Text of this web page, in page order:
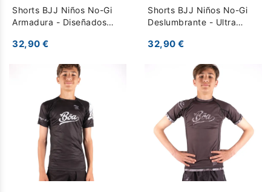
Shorts BJJ Niños No-Gi
Armadura - Diseñados
32,90 €
Shorts BJJ Niños No-Gi
Deslumbrante - Ultra
Movilidad - Negro
32,90 €